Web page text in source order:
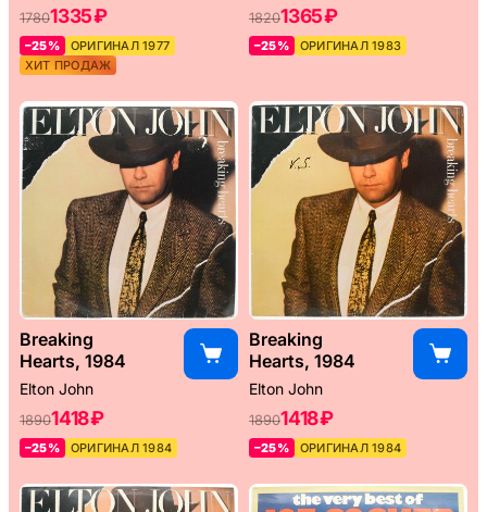
17801335 ₽
–25%
ОРИГИНАЛ 1977
ХИТ ПРОДАЖ
18201365 ₽
–25% ОРИГИНАЛ 1983
Breaking
Hearts, 1984
Elton John
18901418 ₽
–25% ОРИГИНАЛ 1984
Breaking
Hearts, 1984
Elton John
18901418 ₽
–25% ОРИГИНАЛ 1984